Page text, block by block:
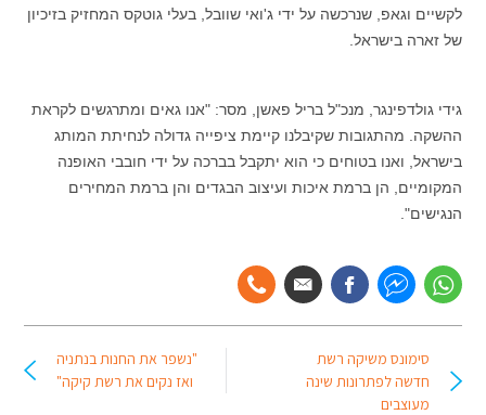
לקשיים וגאפ, שנרכשה על ידי ג'ואי שוובל, בעלי גוטקס המחזיק בזיכיון
של זארה בישראל.
גידי גולדפינגר, מנכ"ל בריל פאשן, מסר:"אנו גאים ומתרגשים לקראת
ההשקה. מהתגובות שקיבלנו קיימת ציפייה גדולה לנחיתת המותג
בישראל ואנו בטוחים כי הוא יתקבל בברכה על ידי חובבי האופנה
המקומיים, הן ברמת איכות ועיצוב הבגדים והן ברמת המחירים
הנגישים".
סימונס משיקה רשת
חדשה לפתרונות שינה
מעוצבים
"נשפר את החנות בנתניה
ואז נקים את רשת קיקה"